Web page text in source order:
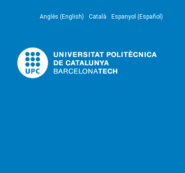
Anglès (English) Català Espanyol (Español)